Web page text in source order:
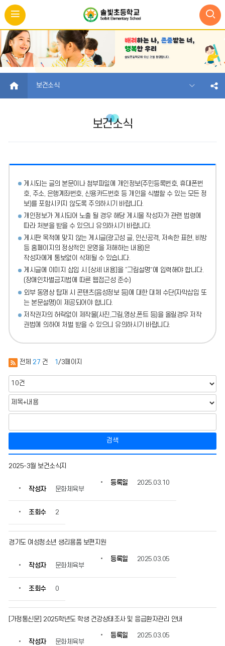
HOME 보건소식
보건소식
게시되는 글의 본문이나 첨부파일에
개인정보(주민등록번호, 휴대폰번
호, 주소, 은행계좌번호, 신용카드번호 등 개인을 식별할 수 있는 모든 정
보)를 포함시키지 않도록 주의하시기 바랍니다.
개인정보가 게시되어 노출 될 경우 해당 게시물 작성자가 관련 법령에
따라 처분을 받을 수 있으니 유의하시기 바랍니다.
게시판 목적에 맞지 않는 게시글(광고성 글, 인신공격, 저속한 표현, 비방
등 홈페이지의 정상적인 운영을 저해하는 내용)은
작성자에게 통보없이 삭제될 수 있습니다.
게시글에 이미지 삽입 시 [상세 내용]을 “그림설명”에 입력해야 합니다.
(장애인차별금지법에 따른 웹접근성 준수)
외부 동영상 탑재 시 콘텐츠(음성정보 등)에 대한 대체 수단(자막삽입 또
는 본문설명)이 제공되어야 합니다.
저작권자의 허락없이 제작물(사진,그림,영상,폰트 등)을 올릴경우 저작
권법에 의하여 처벌 받을 수 있으니 유의하시기 바랍니다.
전체 27 건 1 /3페이지
검색
건
의
물
번
자,
록
2025-3월 보건소식지
작성자 문화체육부
등록일 2025.03.10
조회수 2
경기도 여성청소년 생리용품 보편지원
작성자 문화체육부
등록일 2025.03.05
조회수 0
[가정통신문] 2025학년도 학생 건강상태조사 및 응급환자관리 안내
작성자 문화체육부
등록일 2025.03.05